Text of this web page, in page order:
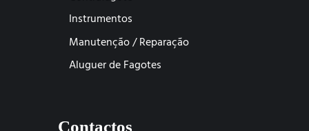
Instrumentos
Manutenção / Reparação
Aluguer de Fagotes
Contactos